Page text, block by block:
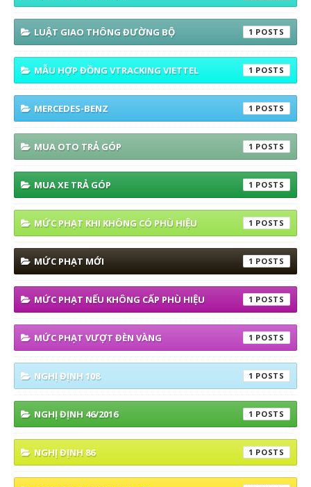
LUẬT GIAO THÔNG ĐƯỜNG BỘ 1
MẪU HỢP ĐỒNG VTRACKING VIETTEL 1
MERCEDES-BENZ 1
MUA OTO TRẢ GÓP 1
MUA XE TRẢ GÓP 1
MỨC PHẠT KHI KHÔNG CÓ PHÙ HIỆU 1
MỨC PHẠT MỚI 1
MỨC PHẠT NẾU KHÔNG CẤP PHÙ HIỆU 1
MỨC PHẠT VƯỢT ĐÈN VÀNG 1
NGHỊ ĐỊNH 108 1
NGHỊ ĐỊNH 46/2016 1
NGHỊ ĐỊNH 86 1